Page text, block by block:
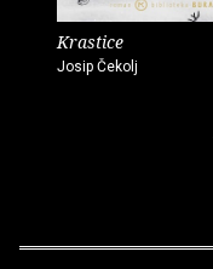
Krastice
Josip Čekolj